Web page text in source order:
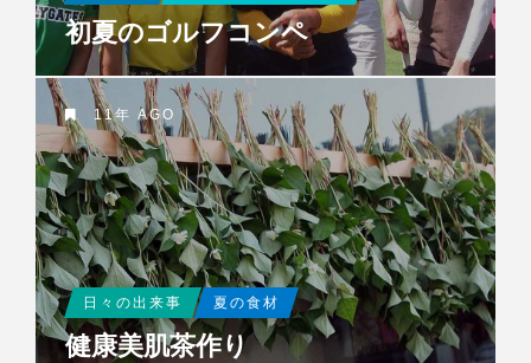
初夏のゴルフコンペ
11年 AGO
日々の出来事 夏の食材
健康美肌茶作り